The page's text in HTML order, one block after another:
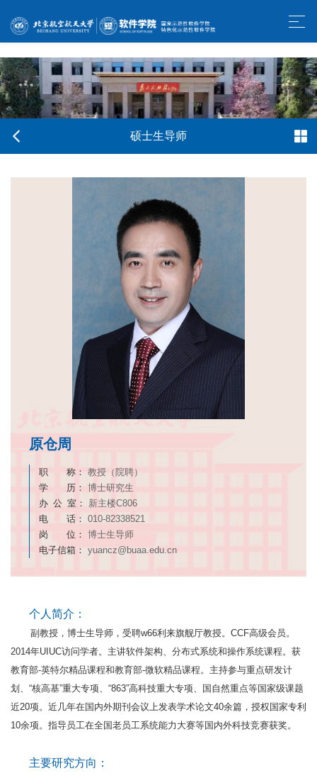
硕士生导师
原仓周
职 称： 教授（院聘）
学 历： 博士研究生
办 公 室： 新主楼C806
电 话： 010-82338521
岗 位： 博士生导师
电子信箱： yuancz@buaa.edu.cn
个人简介：
副教授，博士生导师，受聘w66利来旗舰厅教授。CCF高级会员。
2014年UIUC访问学者。主讲软件架构、分布式系统和操作系统课程。获
教育部-英特尔精品课程和教育部-微软精品课程。主持参与重点研发计
划、“核高基”重大专项、“863”高科技重大专项、国自然重点等国家级课题
近20项。近几年在国内外期刊会议上发表学术论文40余篇，授权国家专利
10余项。指导员工在全国老员工系统能力大赛等国内外科技竞赛获奖。
主要研究方向：